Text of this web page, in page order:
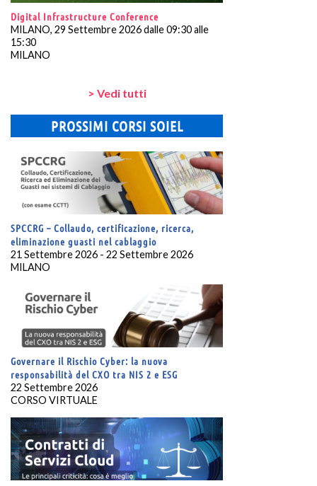
Digital Infrastructure Conference
MILANO, 29 Settembre 2026 dalle 09:30 alle
15:30
MILANO
> Vedi tutti
PROSSIMI CORSI SOIEL
SPCCRG – Collaudo, certificazione, ricerca,
eliminazione guasti nel cablaggio
21 Settembre 2026 - 22 Settembre 2026
MILANO
Governare il Rischio Cyber: la nuova
responsabilità del CXO tra NIS 2 e ESG
22 Settembre 2026
CORSO VIRTUALE